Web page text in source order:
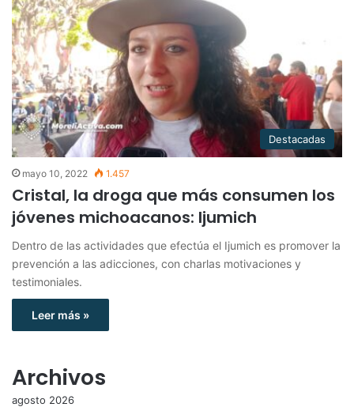
Destacadas
mayo 10, 2022 1.457
Cristal, la droga que más consumen los
jóvenes michoacanos: Ijumich
Dentro de las actividades que efectúa el Ijumich es promover la
prevención a las adicciones, con charlas motivaciones y
testimoniales.
Leer más »
Archivos
agosto 2026